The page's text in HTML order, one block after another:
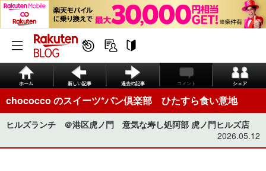
ホーム 新しい記事 過去の記事 コメント シェア
chococco のスイーツ*パン倶楽部 ひたすら食い意地
ヒルズランチ ＠港区虎ノ門 意気な寿し処阿部 虎ノ門ヒルズ店
2026.05.12